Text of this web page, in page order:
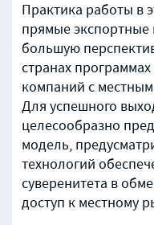
Практика работы в
прямые
большую
странах
компаний с
Для успешного
целесообразно
модель,
технологий
суверенитета в
доступ к местному